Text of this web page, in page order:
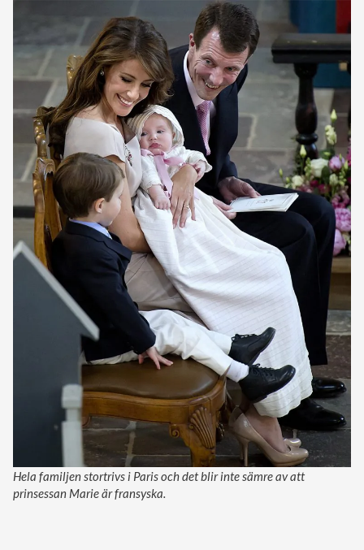
Hela familjen stortrivs i Paris och det blir inte sämre av att
prinsessan Marie är fransyska.